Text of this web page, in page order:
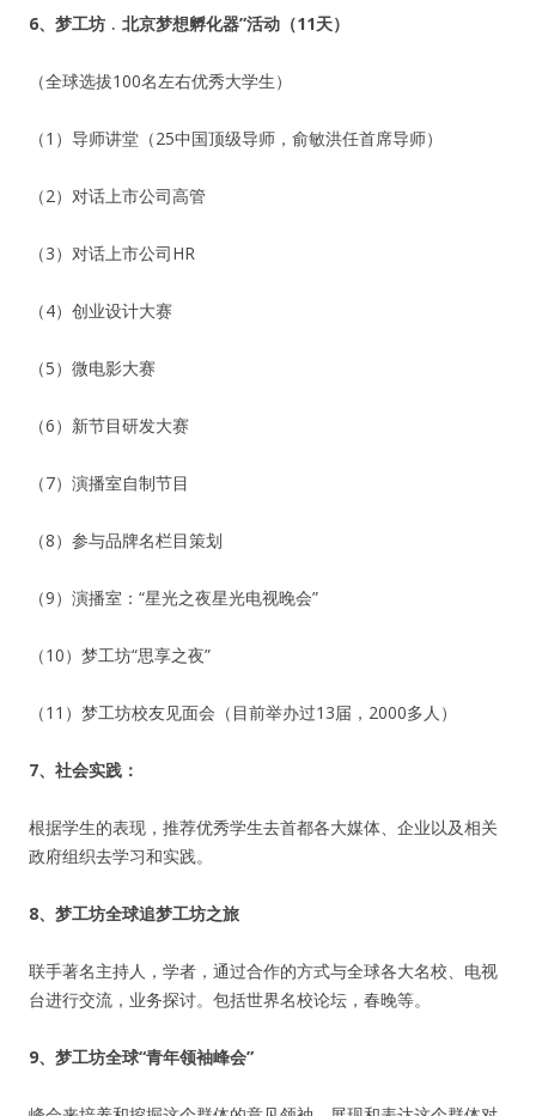
6、梦工坊﹒北京梦想孵化器”活动（11天）
（全球选拔100名左右优秀大学生）
（1）导师讲堂（25中国顶级导师，俞敏洪任首席导师）
（2）对话上市公司高管
（3）对话上市公司HR
（4）创业设计大赛
（5）微电影大赛
（6）新节目研发大赛
（7）演播室自制节目
（8）参与品牌名栏目策划
（9）演播室：“星光之夜星光电视晚会”
（10）梦工坊“思享之夜”
（11）梦工坊校友见面会（目前举办过13届，2000多人）
7、社会实践：
根据学生的表现，推荐优秀学生去首都各大媒体、企业以及相关
政府组织去学习和实践。
8、梦工坊全球追梦工坊之旅
联手著名主持人，学者，通过合作的方式与全球各大名校、电视
台进行交流，业务探讨。包括世界名校论坛，春晚等。
9、梦工坊全球“青年领袖峰会”